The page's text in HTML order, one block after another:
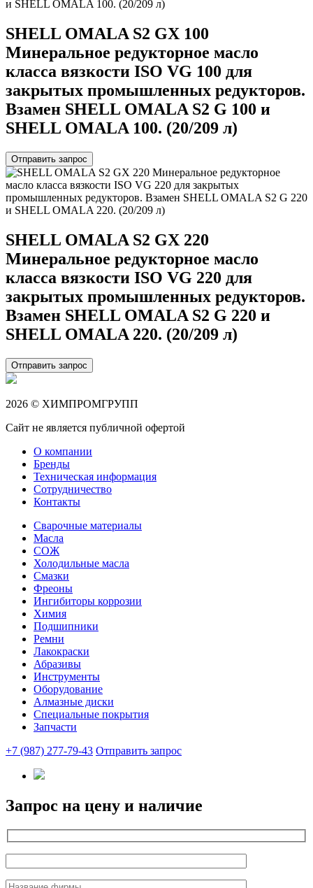
SHELL OMALA S2 GX 100
Минеральное редукторное масло
класса вязкости ISO VG 100 для
закрытых промышленных редукторов.
Взамен SHELL OMALA S2 G 100 и
SHELL OMALA 100. (20/209 л)
Отправить запрос
SHELL OMALA S2 GX 220
Минеральное редукторное масло
класса вязкости ISO VG 220 для
закрытых промышленных редукторов.
Взамен SHELL OMALA S2 G 220 и
SHELL OMALA 220. (20/209 л)
Отправить запрос
2026 © ХИМПРОМГРУПП
Сайт не является публичной офертой
О компании
Бренды
Техническая информация
Сотрудничество
Контакты
Сварочные материалы
Масла
СОЖ
Холодильные масла
Смазки
Фреоны
Ингибиторы коррозии
Химия
Подшипники
Ремни
Лакокраски
Абразивы
Инструменты
Оборудование
Алмазные диски
Специальные покрытия
Запчасти
+7 (987) 277-79-43 Отправить запрос
Запрос на цену и наличие